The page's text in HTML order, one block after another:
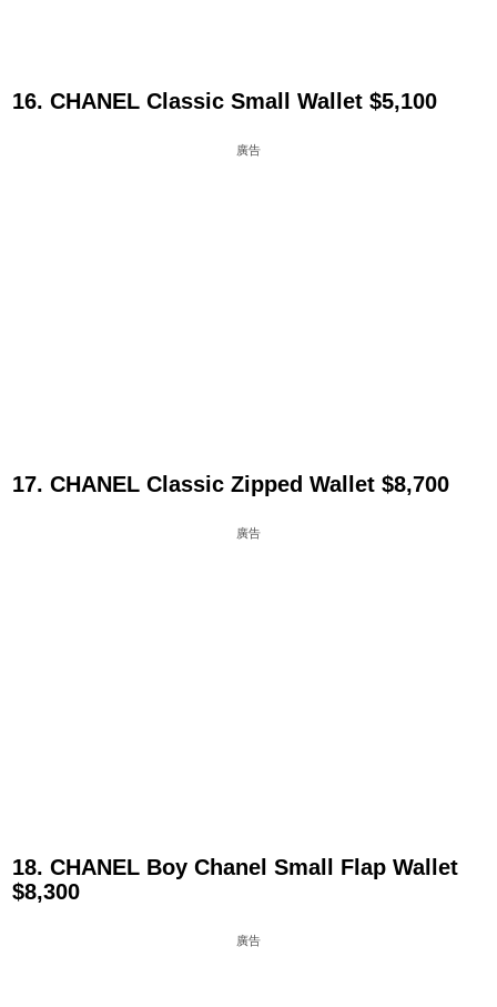
16. CHANEL Classic Small Wallet $5,100
廣告
17. CHANEL Classic Zipped Wallet $8,700
廣告
18. CHANEL Boy Chanel Small Flap Wallet
$8,300
廣告